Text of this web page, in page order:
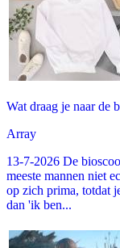
Wat draag je naar de
Array
13-7-2026 De
meeste mannen niet
op zich prima, totdat
dan 'ik ben...